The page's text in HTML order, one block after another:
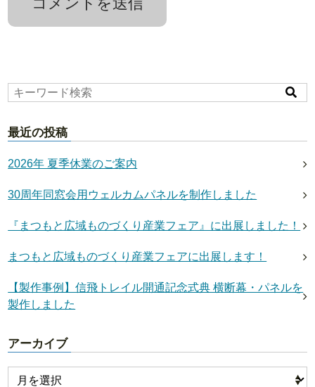
最近の投稿
2026年 夏季休業のご案内
30周年同窓会用ウェルカムパネルを制作しました
『まつもと広域ものづくり産業フェア』に出展しました！
まつもと広域ものづくり産業フェアに出展します！
【製作事例】信飛トレイル開通記念式典 横断幕・パネルを
製作しました
アーカイブ